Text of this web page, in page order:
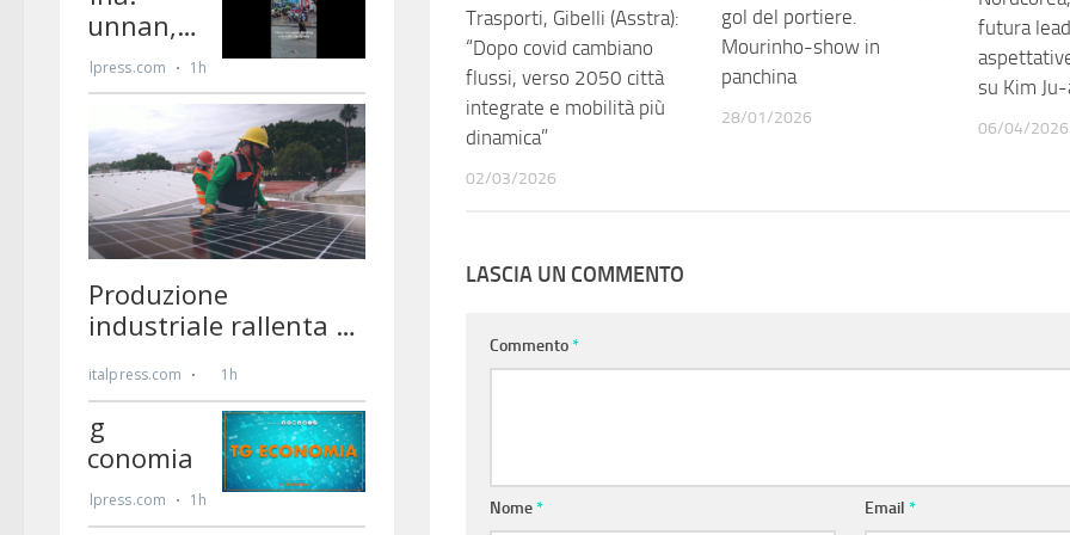
Trasporti, Gibelli (Asstra):
“Dopo covid cambiano
flussi, verso 2050 città
integrate e mobilità più
dinamica”
02/03/2026
gol del portiere.
Mourinho-show in
panchina
28/01/2026
futura
su Kim
06/04/2026
LASCIA UN COMMENTO
Commento*
Nome* Email*